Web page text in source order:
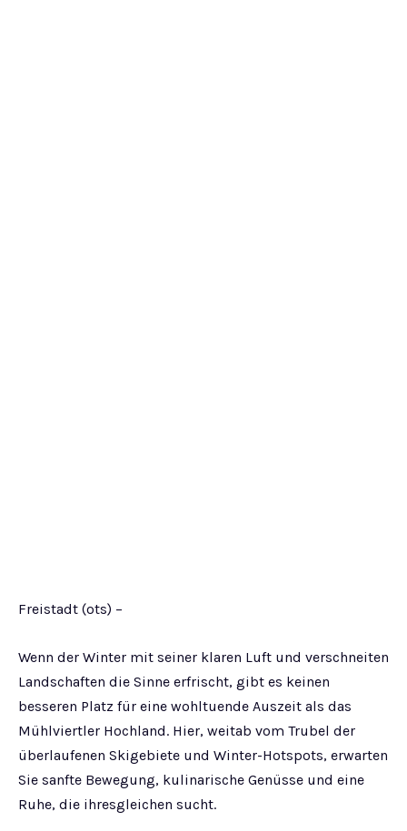
Freistadt (ots) –
Wenn der Winter mit seiner klaren Luft und verschneiten
Landschaften die Sinne erfrischt, gibt es keinen
besseren Platz für eine wohltuende Auszeit als das
Mühlviertler Hochland. Hier, weitab vom Trubel der
überlaufenen Skigebiete und Winter-Hotspots, erwarten
Sie sanfte Bewegung, kulinarische Genüsse und eine
Ruhe, die ihresgleichen sucht.